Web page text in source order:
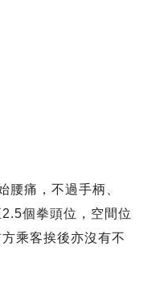
腰痛，不過手柄、
個拳頭位，空間位
乘客挨後亦沒有不